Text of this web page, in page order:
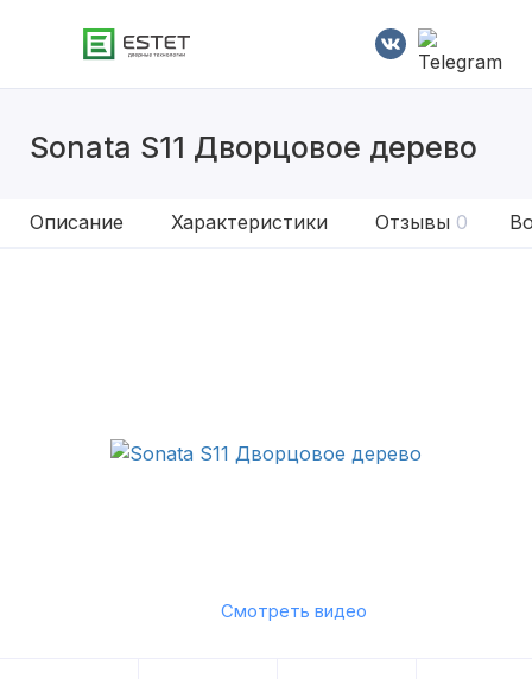
Sonata S11 Дворцовое дерево
Описание Характеристики Отзывы 0
Смотреть видео